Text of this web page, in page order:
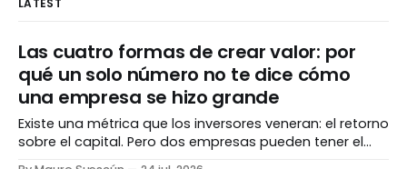
LATEST
Las cuatro formas de crear valor: por
qué un solo número no te dice cómo
una empresa se hizo grande
Existe una métrica que los inversores veneran: el retorno
sobre el capital. Pero dos empresas pueden tener el
mismo número espectacular y haber llegado ahí por